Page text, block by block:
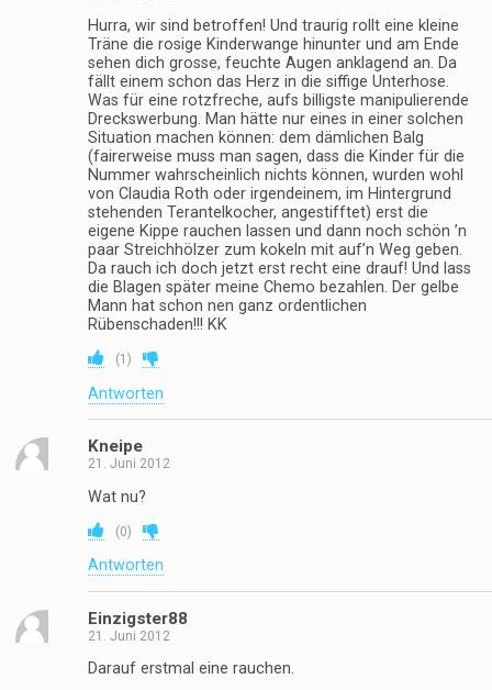
twittern
Vorheriger Beitrag
Händchen Halten Mit
Fremden Leuten
Nächster Beitrag
Zug Fährt Durch - FAIL
35 Antworten
OnkelMugabe
21. Juni 2012
na gut, dann sauf ich ab jetzt nur noch
(0 )
Antworten
wasd
21. Juni 2012
@OnkelMugabe:
Demanch Prost!
(0)
Antworten
21. Juni 2012